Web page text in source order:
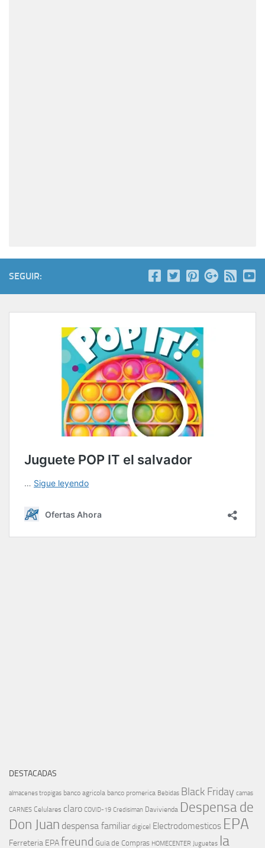
SEGUIR:
DESTACADAS
almacenes tropigas banco agricola banco promerica Bebidas Black Friday camas
CARNES Celulares claro COVID-19 Credisiman Davivienda Despensa de
Don Juan despensa familiar digicel Electrodomesticos EPA
Ferreteria EPAfreund Guia de Compras HOMECENTER Juguetes la